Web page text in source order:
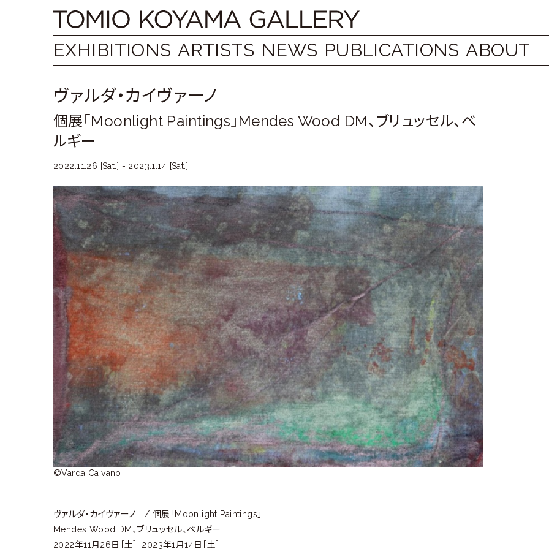
content
Tomio
Koyama
小
山
登
夫
ギ
ャ
ラ
リ
ー
EXHIBITIONS ARTISTS NEWS PUBLICATIONS ABOUT
ヴァルダ・カイヴァーノ
個展「Moonlight Paintings」Mendes Wood DM、ブリュッセル、ベ
ルギー
2022.11.26 [Sat.] - 2023.1.14 [Sat.]
©Varda Caivano
ヴァルダ・カイヴァーノ / 個展「Moonlight Paintings」
Mendes Wood DM、ブリュッセル、ベルギー
2022年11月26日［土］-2023年1月14日［土］